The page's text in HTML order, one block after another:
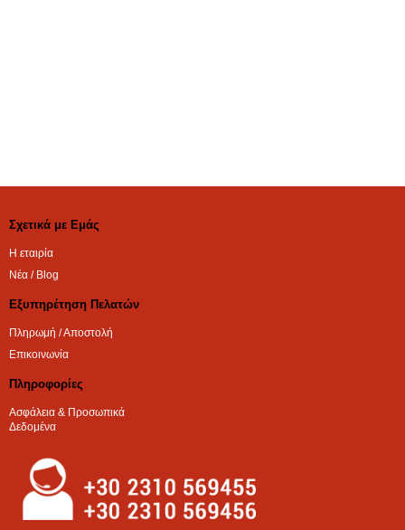
Σχετικά με Εμάς
Η εταιρία
Νέα / Blog
Εξυπηρέτηση Πελατών
Πληρωμή / Αποστολή
Επικοινωνία
Πληροφορίες
Ασφάλεια & Προσωπικά
Δεδομένα